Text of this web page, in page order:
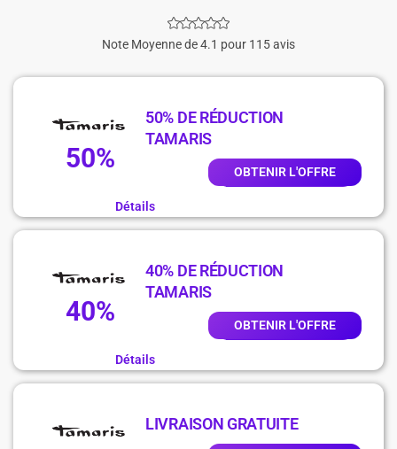
Note Moyenne de 4.1 pour 115 avis
50%
50% DE RÉDUCTION
TAMARIS
OBTENIR L'OFFRE
Détails
40%
40% DE RÉDUCTION
TAMARIS
OBTENIR L'OFFRE
Détails
LIVRAISON GRATUITE